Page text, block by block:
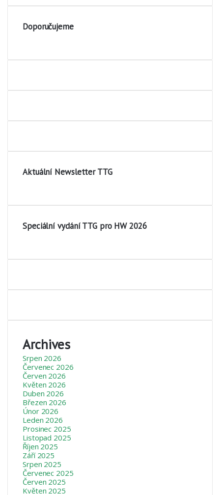
Doporučujeme
Aktuální Newsletter TTG
Speciální vydání TTG pro HW 2026
Archives
Srpen 2026
Červenec 2026
Červen 2026
Květen 2026
Duben 2026
Březen 2026
Únor 2026
Leden 2026
Prosinec 2025
Listopad 2025
Říjen 2025
Září 2025
Srpen 2025
Červenec 2025
Červen 2025
Květen 2025